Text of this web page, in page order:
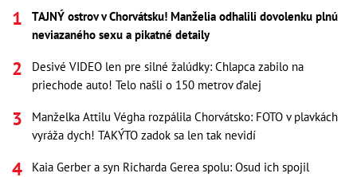
TAJNÝ ostrov v Chorvátsku! Manželia odhalili dovolenku plnú
neviazaného sexu a pikatné detaily
Desivé VIDEO len pre silné žalúdky: Chlapca zabilo na
priechode auto! Telo našli o 150 metrov ďalej
Manželka Attilu Végha rozpálila Chorvátsko: FOTO v plavkách
vyráža dych! TAKÝTO zadok sa len tak nevidí
Kaia Gerber a syn Richarda Gerea spolu: Osud ich spojil